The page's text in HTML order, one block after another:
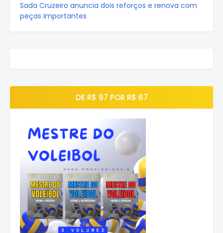
Sada Cruzeiro anuncia dois reforços e renova com
peças importantes
DE R$ 97 POR R$ 67